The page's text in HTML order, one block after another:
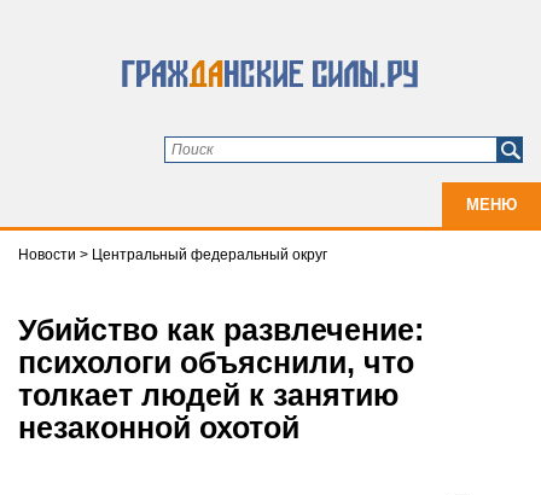
МЕНЮ
Новости > Центральный федеральный округ
Убийство как развлечение:
психологи объяснили, что
толкает людей к занятию
незаконной охотой